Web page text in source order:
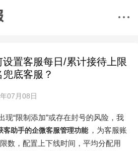
置客服每日/累计接待上限
底客服？
07月08日
现“限制添加”或存在封号的风险，我
客助手的企微客服管理功能 ，为客服账
数，配置上下线时间，平均分配用